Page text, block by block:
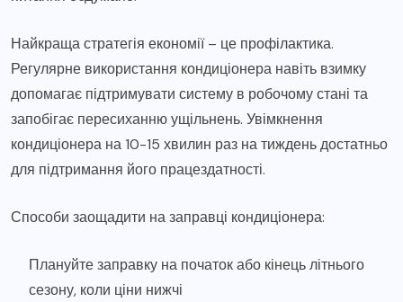
Найкраща стратегія економії – це профілактика.
Регулярне використання кондиціонера навіть взимку
допомагає підтримувати систему в робочому стані та
запобігає пересиханню ущільнень. Увімкнення
кондиціонера на 10-15 хвилин раз на тиждень достатньо
для підтримання його працездатності.
Способи заощадити на заправці кондиціонера:
Плануйте заправку на початок або кінець літнього
сезону, коли ціни нижчі